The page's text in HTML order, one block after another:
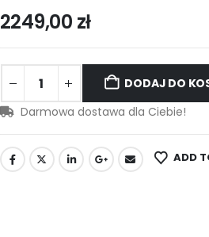
2249,00 zł
DODAJ DO
Darmowa dostawa dla Ciebie!
ADD